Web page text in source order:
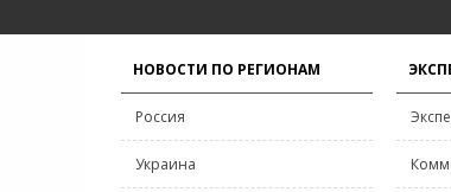
НОВОСТИ ПО РЕГИОНАМ
Россия
Украина